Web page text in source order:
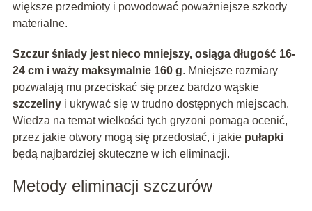
większe przedmioty i powodować poważniejsze szkody
materialne.
Szczur śniady jest nieco mniejszy, osiąga długość 16-
24 cm i waży maksymalnie 160 g. Mniejsze rozmiary
pozwalają mu przeciskać się przez bardzo wąskie
szczelinyi ukrywać się w trudno dostępnych miejscach.
Wiedza na temat wielkości tych gryzoni pomaga ocenić,
przez jakie otwory mogą się przedostać, i jakie pułapki
będą najbardziej skuteczne w ich eliminacji.
Metody eliminacji szczurów